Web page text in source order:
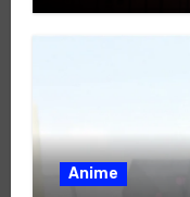
Anime